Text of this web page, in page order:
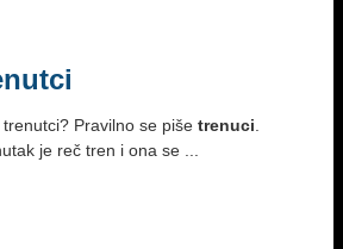
Pravilno se piše trenuci
je reč tren i ona se ...